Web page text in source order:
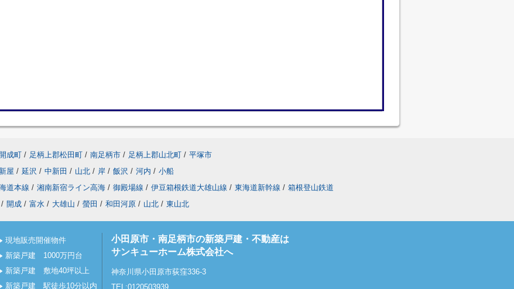
成町 / 足柄上郡松田町 / 南足柄市 / 足柄上郡山北町 / 平塚市
新屋 / 延沢 / 中新田 / 山北 / 岸 / 飯沢 / 河内 / 小船
道本線 / 湘南新宿ライン高海 / 御殿場線 / 伊豆箱根鉄道大雄山線 / 東海道新幹線 / 箱根登山鉄道
/ 開成 / 富水 / 大雄山 / 螢田 / 和田河原 / 山北 / 東山北
現地販売開催物件
新築戸建 1000万円台
新築戸建 敷地40坪以上
新築戸建 駅徒歩10分以内
小田原市・南足柄市の新築戸建・不動産は
サンキューホーム株式会社へ
神奈川県小田原市荻窪336-3
TEL:0120503939